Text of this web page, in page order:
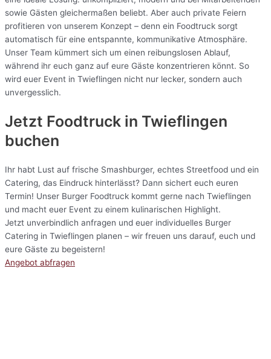
sowie Gästen gleichermaßen beliebt. Aber auch private Feiern
profitieren von unserem Konzept – denn ein Foodtruck sorgt
automatisch für eine entspannte, kommunikative Atmosphäre.
Unser Team kümmert sich um einen reibungslosen Ablauf,
während ihr euch ganz auf eure Gäste konzentrieren könnt. So
wird euer Event in Twieflingen nicht nur lecker, sondern auch
unvergesslich.
Jetzt Foodtruck in Twieflingen
buchen
Ihr habt Lust auf frische Smashburger, echtes Streetfood und ein
Catering, das Eindruck hinterlässt? Dann sichert euch euren
Termin! Unser Burger Foodtruck kommt gerne nach Twieflingen
und macht euer Event zu einem kulinarischen Highlight.
Jetzt unverbindlich anfragen und euer individuelles Burger
Catering in Twieflingen planen – wir freuen uns darauf, euch und
eure Gäste zu begeistern!
Angebot abfragen